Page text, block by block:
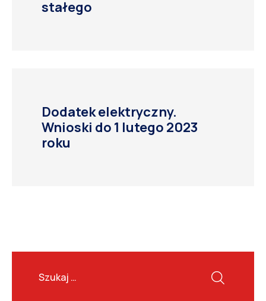
stałego
Dodatek elektryczny.
Wnioski do 1 lutego 2023
roku